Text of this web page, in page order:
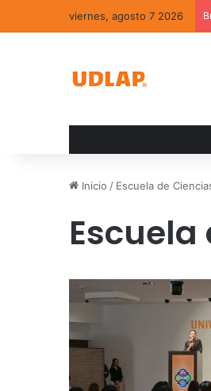
viernes, agosto 7 2026
Inicio / Escuela de
Escuela